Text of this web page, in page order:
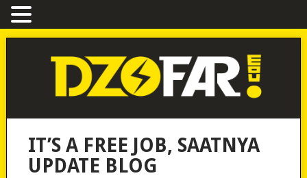
IT’S A FREE JOB, SAATNYA
UPDATE BLOG